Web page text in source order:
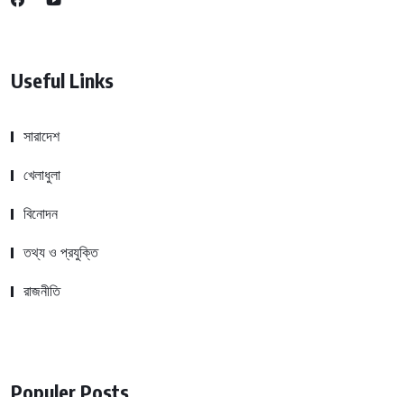
Useful Links
সারাদেশ
খেলাধুলা
বিনোদন
তথ্য ও প্রযুক্তি
রাজনীতি
Populer Posts